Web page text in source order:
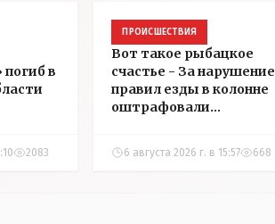
в
2083
ПРОИСШЕСТВИЯ
Вот такое рыбацкое
счастье - За нарушение
правил езды в колонне
оштрафовали
Аркалыке
6 августа 2026 г. в 15:57 668